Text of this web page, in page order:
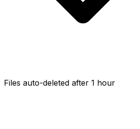
Files auto-deleted after 1 hour